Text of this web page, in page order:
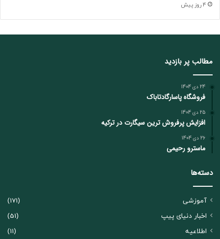
4 روز پیش
مطالب پر بازدید
24 دی 1404
فروشگاه پاسارگادتاباک
25 دی 1404
افزایش پرفروش ترین سیگارت در ترکیه
26 دی 1404
ماسترو رحیمی
دسته‌ها
آموزشی
(171)
اخبار دنیای پیپ
(51)
اطلاعیه
(11)